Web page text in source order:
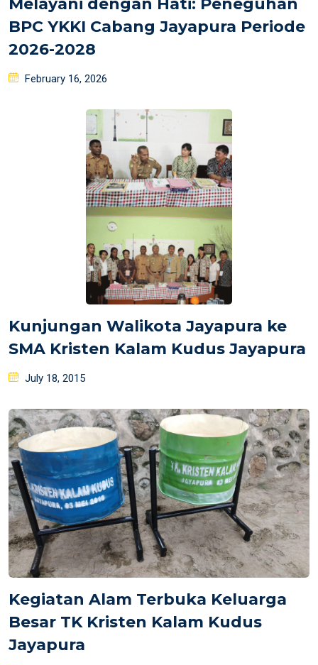
Melayani dengan Hati: Peneguhan
BPC YKKI Cabang Jayapura Periode
2026-2028
Posted
February 16, 2026
Kunjungan Walikota Jayapura ke
SMA Kristen Kalam Kudus Jayapura
Posted
July 18, 2015
Kegiatan Alam Terbuka Keluarga
Besar TK Kristen Kalam Kudus
Jayapura